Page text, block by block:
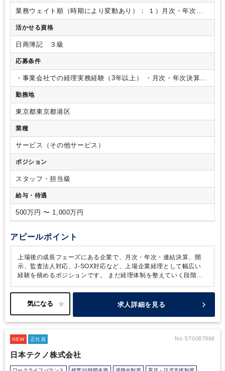
業務ウェイト順（時期により変動あり）：
１）月次・年次・
連結決算業務・月次決算の取りまとめ・精度向上・決算早期
化推進・年次決算・連結決算の企画・推進
券報告書等の開示書類作成
等）・税理士・会計士との連携
経理業務フロー・規程・マニュアルの整備（ゼロからの仕組み
づくり）・会計システム（マネーフォワード）の運用最適
化・改善推進・請求・入出金管理・固定資産管理等の業務効
率化・経理チームのマネジメント・メンバー育成 ３）内部統
制・ガバナンス対応
務リスクの把握・経営陣へのレポーティング
層との連携
関与・IR・開示対応における経理観点からの情報提供・蓄電
池投資・資本政策など新規事業の財務的サポート
しているITツール・マネーフォワード クラウド会計（会計ソ
フト）・バクラク（ワークフロー・経費精算申請）
Salesforce（売上・契約管理との連携）・Slack（社内コミュ
ニケーション） ・Notion（ドキュメンテーション）
365 / Google Workspace
活かせる資格
日商簿記 ３級
応募条件
・事業会社での経理実務経験（3年以上）
・月次・年次決算の
主担当経験・監査法人対応（四半期レビュー・年次監査）の
経験
勤務地
東京都東京都港区
業種
サービス（その他サービス）
ポジション
スタッフ・担当級
給与・待遇
500万円 〜 1,000万円
アピールポイント
上場後の成長フェーズにある企業で、月次・年次・連結決算、開
示、監査法人対応、J-SOX対応など、上場企業経理として幅広い
経験を積めるポジションです。
まだ経理体制を整えていく段階の
善や仕組みづくりにも主体的に関わりたい方に向いています。
CFOや経営層との距離も近く、経理の立場から事業成長を支える
方、上場企業経理へキャリアを広げたい方、将来的に経理リーダー
担当業務に集中したい方よりも、変化のある環境で自ら課題を見つ
人です。 また、チームリーダーは会計士なので、わからないこと
はすぐ聞ける環境も魅力です。とても人柄のよい方です。 【知
求人詳細を見る
NEW 正社員 No.ST0087966
日本テクノ株式会社